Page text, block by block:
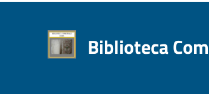
Biblioteca